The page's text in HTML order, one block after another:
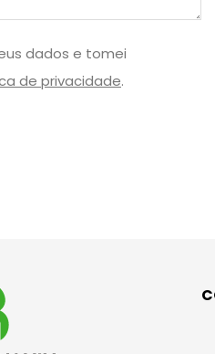
dados e tomei
de privacidade.